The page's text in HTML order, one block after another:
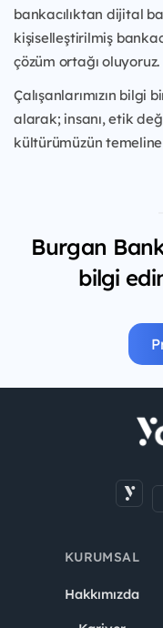
bankacılıktan dijital
kişiselleştirilmiş
çözüm ortağı oluyoruz.
Çalışanlarımızın
alarak; insanı, etik
kültürümüzün temeline
Burgan
bilgi
KURUMSAL
Hakkımızda